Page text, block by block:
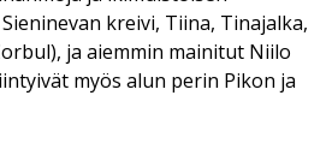
kreivi, Tiina, Tinajalka,
ja aiemmin mainitut Niilo
myös alun perin Pikon ja